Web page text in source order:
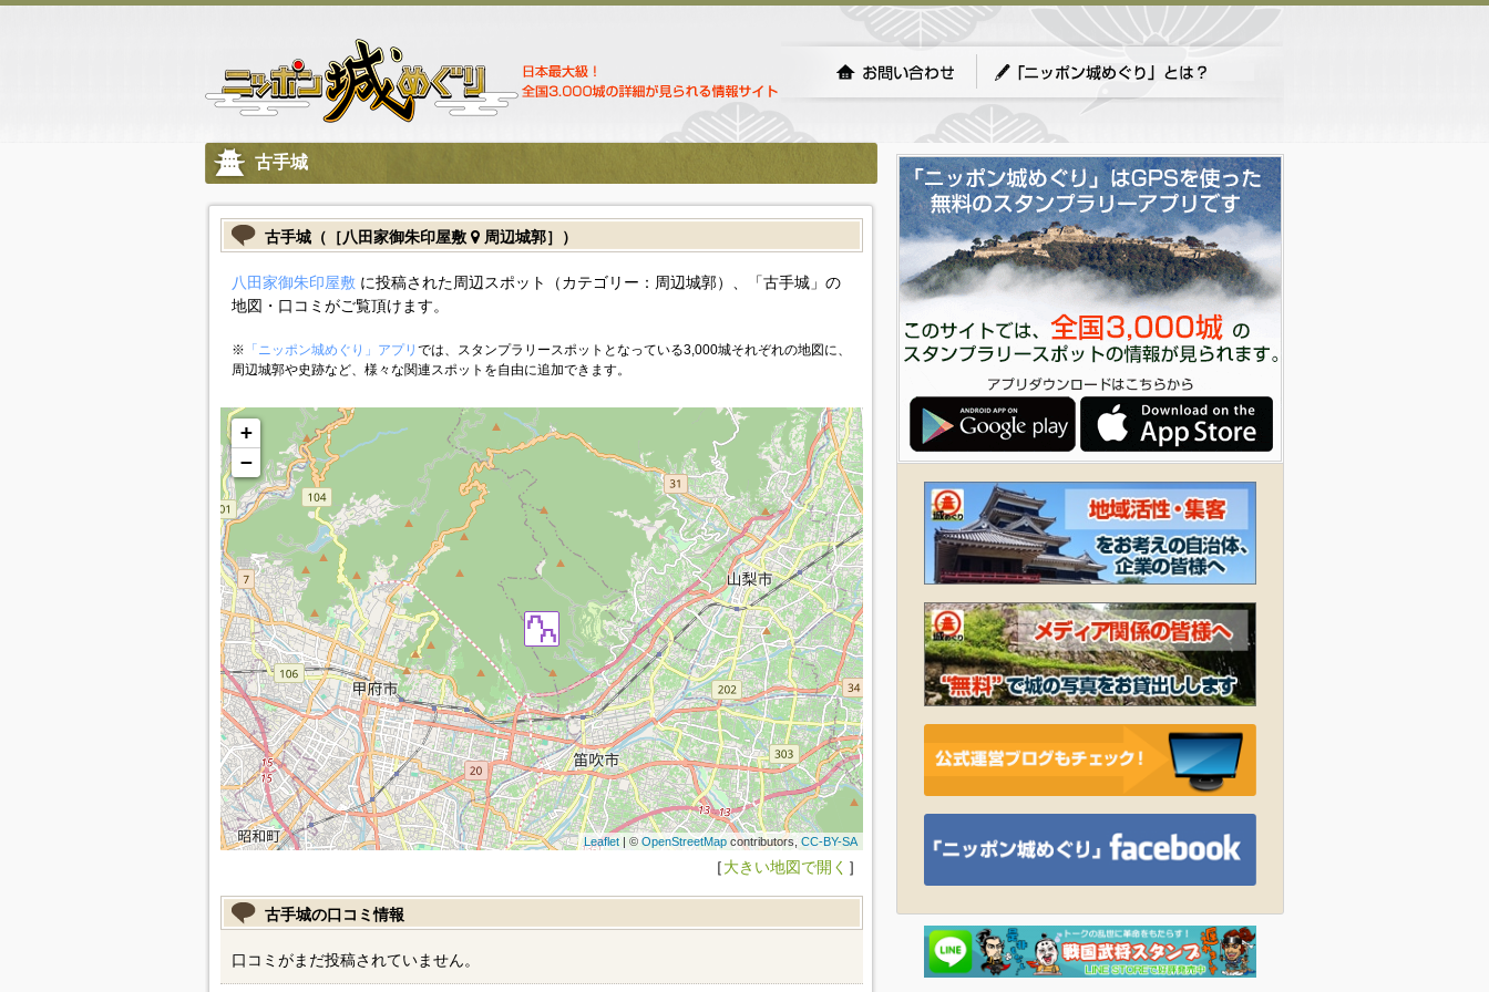
古手城
古手城（［八田家御朱印屋敷 周辺城郭］）
八田家御朱印屋敷 に投稿された周辺スポット（カテゴリー：周辺城郭）、「古手城」の
地図・口コミがご覧頂けます。
※ 「ニッポン城めぐり」アプリ では、スタンプラリースポットとなっている3,000城それぞれの地図に、
周辺城郭や史跡など、様々な関連スポットを自由に追加できます。
+
−
Leaflet| © OpenStreetMapcontributors, CC-BY-SA
［大きい地図で開く ］
古手城の口コミ情報
口コミがまだ投稿されていません。